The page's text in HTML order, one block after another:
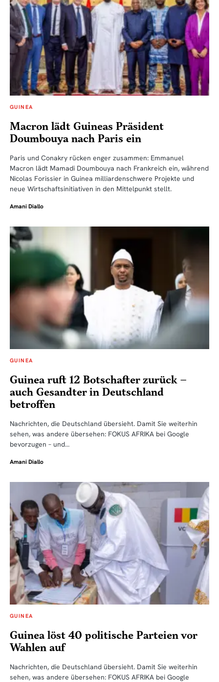
GUINEA
Macron lädt Guineas Präsident
Doumbouya nach Paris ein
Paris und Conakry rücken enger zusammen: Emmanuel
Macron lädt Mamadi Doumbouya nach Frankreich ein, während
Nicolas Forissier in Guinea milliardenschwere Projekte und
neue Wirtschaftsinitiativen in den Mittelpunkt stellt.
Amani Diallo
GUINEA
Guinea ruft 12 Botschafter zurück –
auch Gesandter in Deutschland
betroffen
Nachrichten, die Deutschland übersieht. Damit Sie weiterhin
sehen, was andere übersehen: FOKUS AFRIKA bei Google
bevorzugen – und…
Amani Diallo
GUINEA
Guinea löst 40 politische Parteien vor
Wahlen auf
Nachrichten, die Deutschland übersieht. Damit Sie weiterhin
sehen, was andere übersehen: FOKUS AFRIKA bei Google